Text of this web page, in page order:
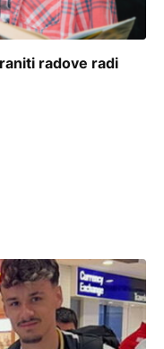
radove radi